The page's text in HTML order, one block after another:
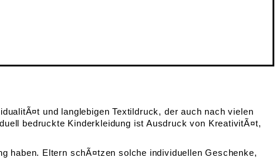
und langlebigen Textildruck, der auch nach vielen
bedruckte Kinderkleidung ist Ausdruck von KreativitÃ¤t,
haben. Eltern schÃ¤tzen solche individuellen Geschenke,